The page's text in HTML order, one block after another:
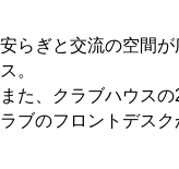
安らぎと交流の空間
ス。
また、クラブハウス
ラブのフロントデスク